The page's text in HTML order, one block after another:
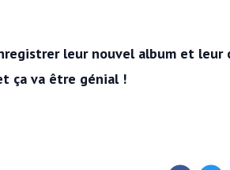
leur nouvel album et
ça va être génial !